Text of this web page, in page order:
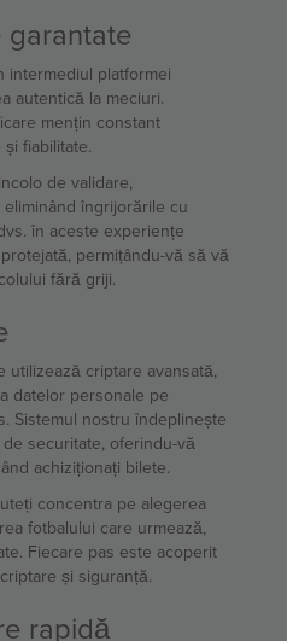
intermediul platformei
autentică la meciuri.
mențin constant
fiabilitate.
de validare,
îngrijorările cu
în aceste experiențe
permițându-vă să vă
fără griji.
utilizează criptare avansată,
datelor personale pe
Sistemul nostru îndeplinește
securitate, oferindu-vă
achiziționați bilete.
concentra pe alegerea
fotbalului care urmează,
Fiecare pas este acoperit
și siguranță.
rapidă